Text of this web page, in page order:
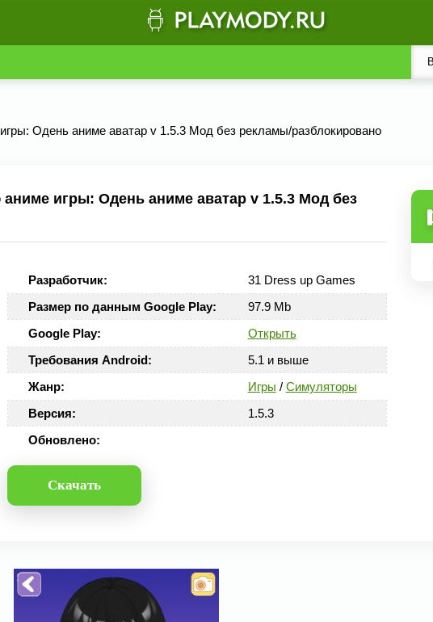
Одень аниме аватар v 1.5.3 Мод без рекламы/разблокировано
игры: Одень аниме аватар v 1.5.3 Мод без
Разработчик:
31 Dress up Games
Размер по данным Google Play:
97.9 Mb
Google Play:
Открыть
Требования Android:
5.1 и выше
Жанр:
Игры / Симуляторы
Версия:
1.5.3
Обновлено:
Скачать